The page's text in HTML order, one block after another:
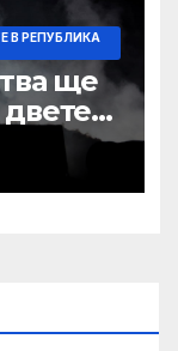
В РЕПУБЛИКА
ще
Ямбол